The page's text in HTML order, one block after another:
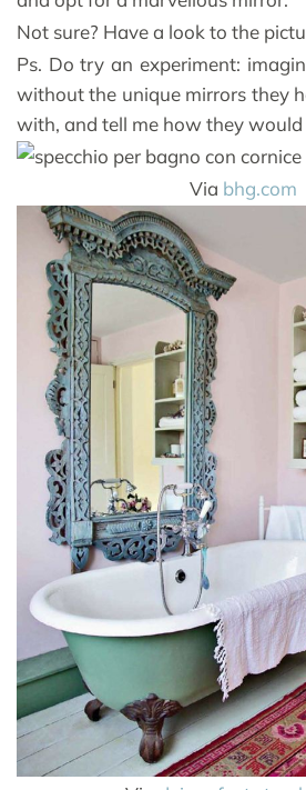
Not sure? Have a look to the
Ps. Do try an experiment:
without the unique mirrors they
with, and tell me how they would
Via bhg.com